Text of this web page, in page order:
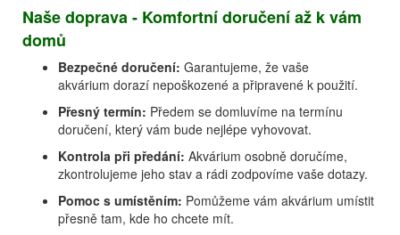
Naše doprava - Komfortní doručení až k vám
domů
Bezpečné doručení: Garantujeme, že vaše
akvárium dorazí nepoškozené a připravené k použití.
Přesný termín: Předem se domluvíme na termínu
doručení, který vám bude nejlépe vyhovovat.
Kontrola při předání: Akvárium osobně doručíme,
zkontrolujeme jeho stav a rádi zodpovíme vaše dotazy.
Pomoc s umístěním: Pomůžeme vám akvárium umístit
přesně tam, kde ho chcete mít.